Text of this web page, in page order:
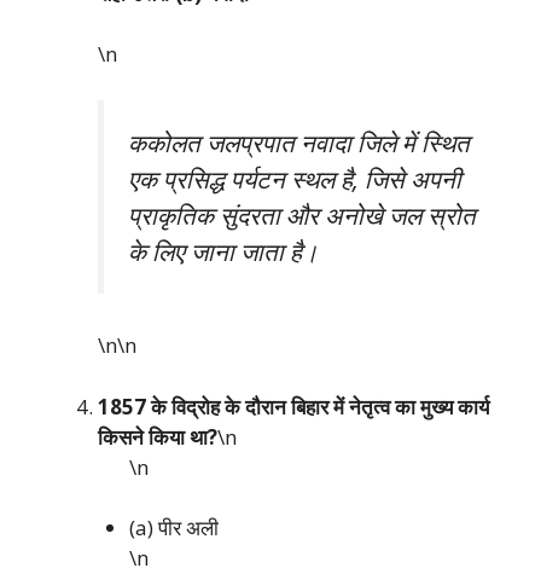
\n
ककोलत जलप्रपात नवादा जिले में स्थित
एक प्रसिद्ध पर्यटन स्थल है, जिसे अपनी
प्राकृतिक सुंदरता और अनोखे जल स्रोत
के लिए जाना जाता है।
\n\n
1857 के विद्रोह के दौरान बिहार में नेतृत्व का मुख्य कार्य
किसने किया था?\n
\n
(a) पीर अली
\n